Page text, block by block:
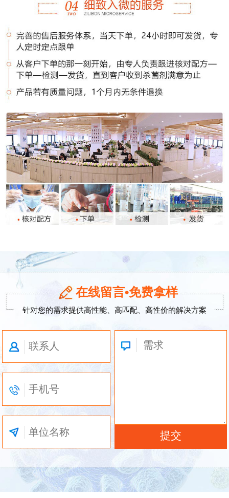
在线留言•免费拿样
针对您的需求提供高性能、高匹配、高性价的解决方案